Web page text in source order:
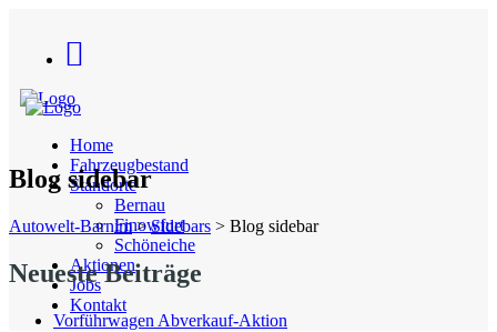
Home
Fahrzeugbestand
Standorte
Bernau
Finowfurt
Schöneiche
Aktionen
Jobs
Kontakt
Blog sidebar
Autowelt-Barnim>Sidebars > Blog sidebar
Neueste Beiträge
Vorführwagen Abverkauf-Aktion